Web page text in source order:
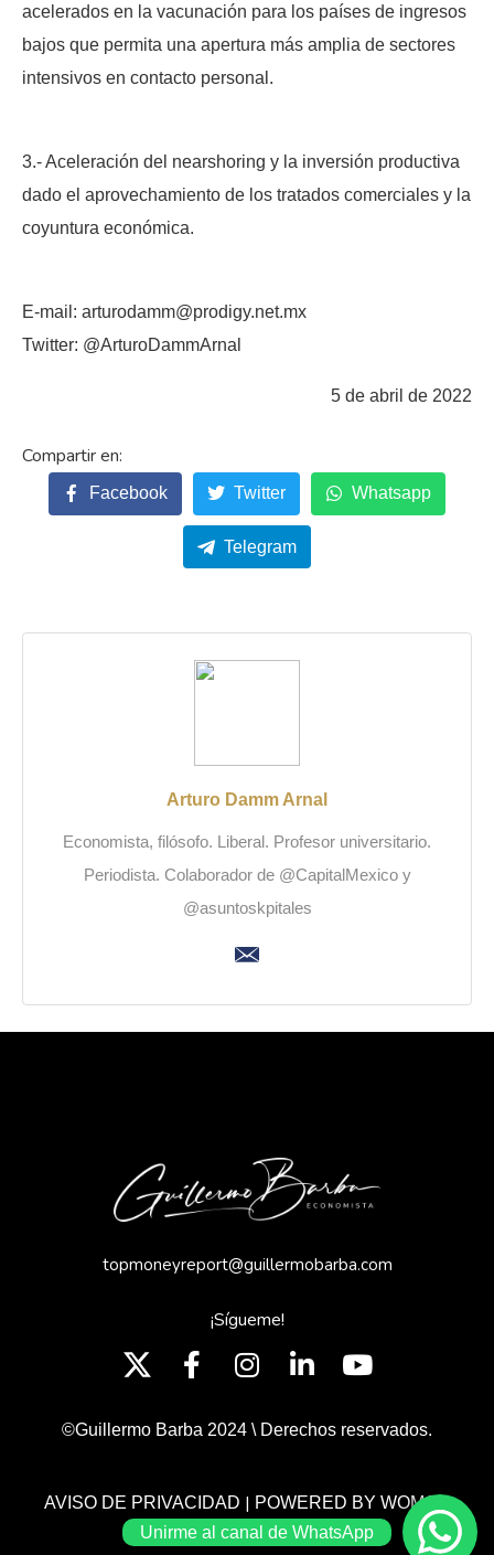
acelerados en la vacunación para los países de ingresos
bajos que permita una apertura más amplia de sectores
intensivos en contacto personal.
3.- Aceleración del nearshoring y la inversión productiva
dado el aprovechamiento de los tratados comerciales y la
coyuntura económica.
E-mail: arturodamm@prodigy.net.mx
Twitter: @ArturoDammArnal
5 de abril de 2022
Facebook Twitter Whatsapp
Telegram
Arturo Damm Arnal
Economista, filósofo. Liberal. Profesor universitario.
Periodista. Colaborador de @CapitalMexico y
@asuntoskpitales
topmoneyreport@guillermobarba.com
¡Sígueme!
©Guillermo Barba 2024 \ Derechos reservados.
AVISO DE PRIVACIDAD | POWERED BY WOMGP
Unirme al canal de WhatsApp